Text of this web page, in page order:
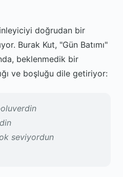
doğrudan bir
Burak Kut, "Gün Batımı"
beklenmedik bir
ve boşluğu dile getiriyor:
seviyordun